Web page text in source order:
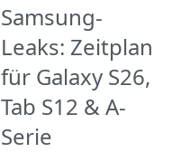
Samsung-
Leaks: Zeitplan
für Galaxy S26,
Tab S12 & A-
Serie